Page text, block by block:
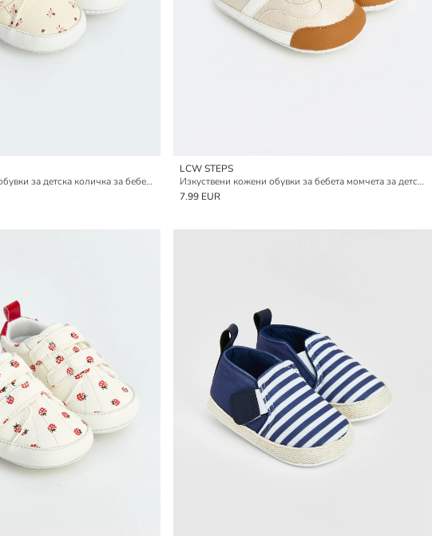
Изкуствени кожени обувки за детска количка за бебета момичета
LCW STEPS
Изкуствени кожени обувки за бебета момчета за детска количка
7.99 EUR